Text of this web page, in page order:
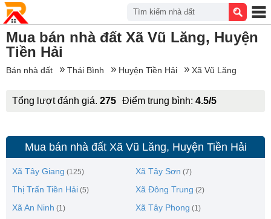
Mua bán nhà đất Xã Vũ Lăng, Huyện
Tiền Hải
Bán nhà đất Thái Bình Huyện Tiền Hải Xã Vũ Lăng
Tổng lượt đánh giá. 275 Điểm trung bình: 4.5/5
Mua bán nhà đất Xã Vũ Lăng, Huyện Tiền Hải
Xã Tây Giang (125) Xã Tây Sơn (7)
Thị Trấn Tiền Hải (5) Xã Đông Trung (2)
Xã An Ninh (1) Xã Tây Phong (1)
Tìm kiếm nhà đất